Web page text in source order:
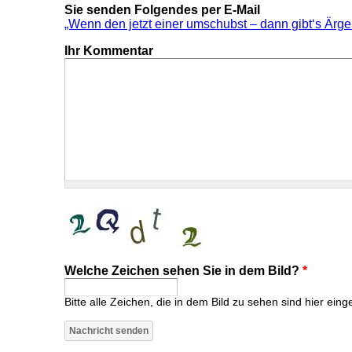
Sie senden Folgendes per E-Mail
„Wenn den jetzt einer umschubst – dann gibt‘s
Ihr Kommentar
Welche Zeichen sehen Sie in dem Bild? *
Bitte alle Zeichen, die in dem Bild zu sehen sind hier